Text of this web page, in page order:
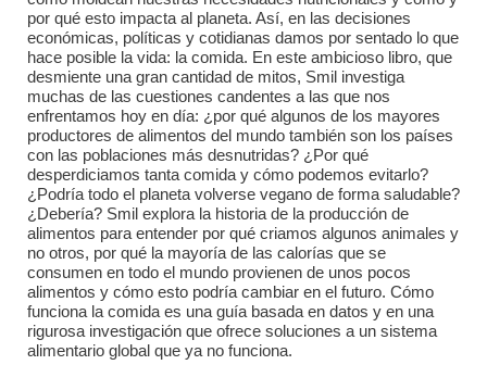
por qué esto impacta al planeta. Así, en las decisiones
económicas, políticas y cotidianas damos por sentado lo que
hace posible la vida: la comida. En este ambicioso libro, que
desmiente una gran cantidad de mitos, Smil investiga
muchas de las cuestiones candentes a las que nos
enfrentamos hoy en día: ¿por qué algunos de los mayores
productores de alimentos del mundo también son los países
con las poblaciones más desnutridas? ¿Por qué
desperdiciamos tanta comida y cómo podemos evitarlo?
¿Podría todo el planeta volverse vegano de forma saludable?
¿Debería? Smil explora la historia de la producción de
alimentos para entender por qué criamos algunos animales y
no otros, por qué la mayoría de las calorías que se
consumen en todo el mundo provienen de unos pocos
alimentos y cómo esto podría cambiar en el futuro. Cómo
funciona la comida es una guía basada en datos y en una
rigurosa investigación que ofrece soluciones a un sistema
alimentario global que ya no funciona.